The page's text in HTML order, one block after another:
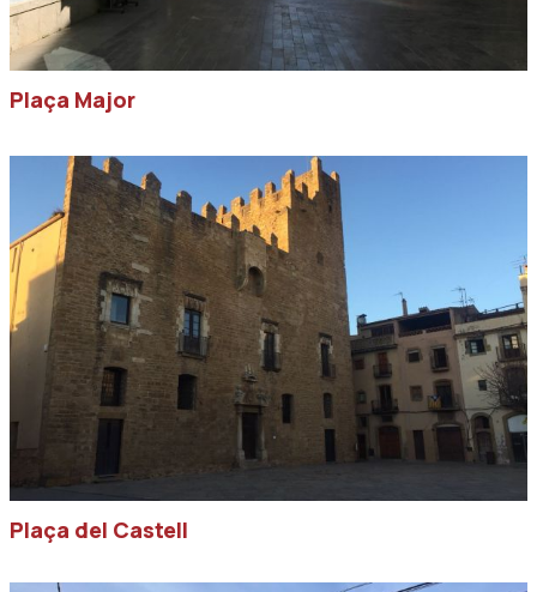
Plaça Major
Plaça del Castell